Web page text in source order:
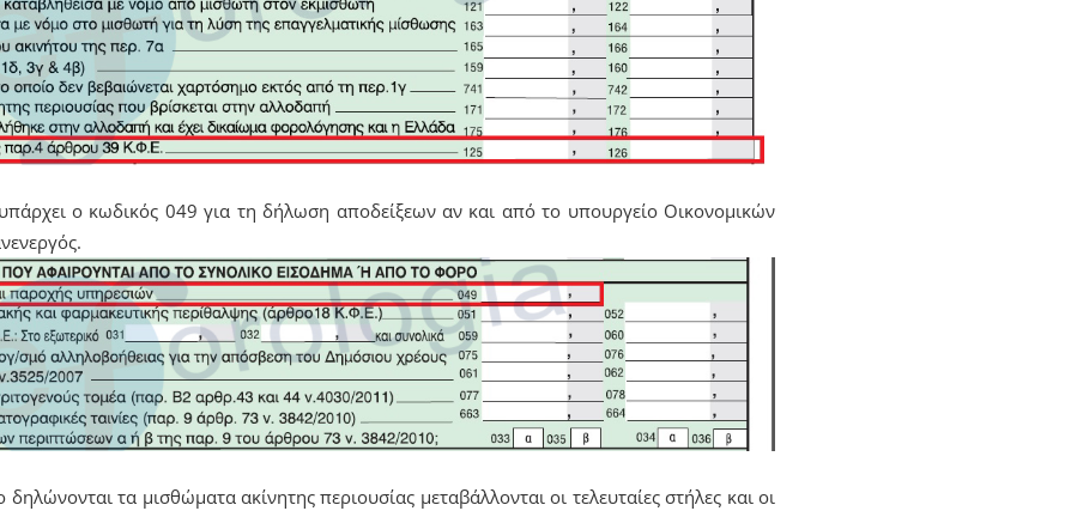
ο κωδικός 049 για τη δήλωση αποδείξεων αν και από το υπουργείο Οικονομικών
δηλώνονται τα μισθώματα ακίνητης περιουσίας μεταβάλλονται οι τελευταίες στήλες και οι